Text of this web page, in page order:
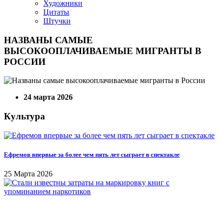
Художники
Цитаты
Штучки
НАЗВАНЫ САМЫЕ
ВЫСОКООПЛАЧИВАЕМЫЕ МИГРАНТЫ В
РОССИИ
24 марта 2026
Культура
Ефремов впервые за более чем пять лет сыграет в спектакле
25 Марта 2026